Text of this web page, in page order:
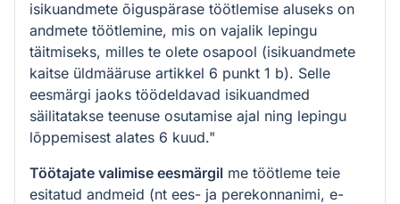
isikuandmete õiguspärase töötlemise aluseks on
andmete töötlemine, mis on vajalik lepingu
täitmiseks, milles te olete osapool (isikuandmete
kaitse üldmääruse artikkel 6 punkt 1 b). Selle
eesmärgi jaoks töödeldavad isikuandmed
säilitatakse teenuse osutamise ajal ning lepingu
lõppemisest alates 6 kuud."
Töötajate valimise eesmärgil me töötleme teie
esitatud andmeid (nt ees- ja perekonnanimi, e-